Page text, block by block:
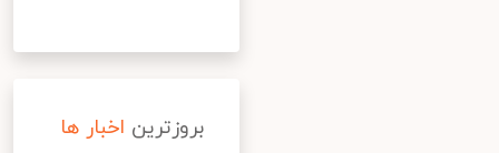
بروزترین اخبار ها